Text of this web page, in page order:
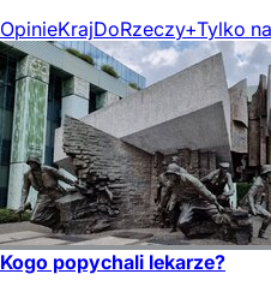
OpinieKrajDoRzeczy+Tylko
Kogo popychali lekarze?